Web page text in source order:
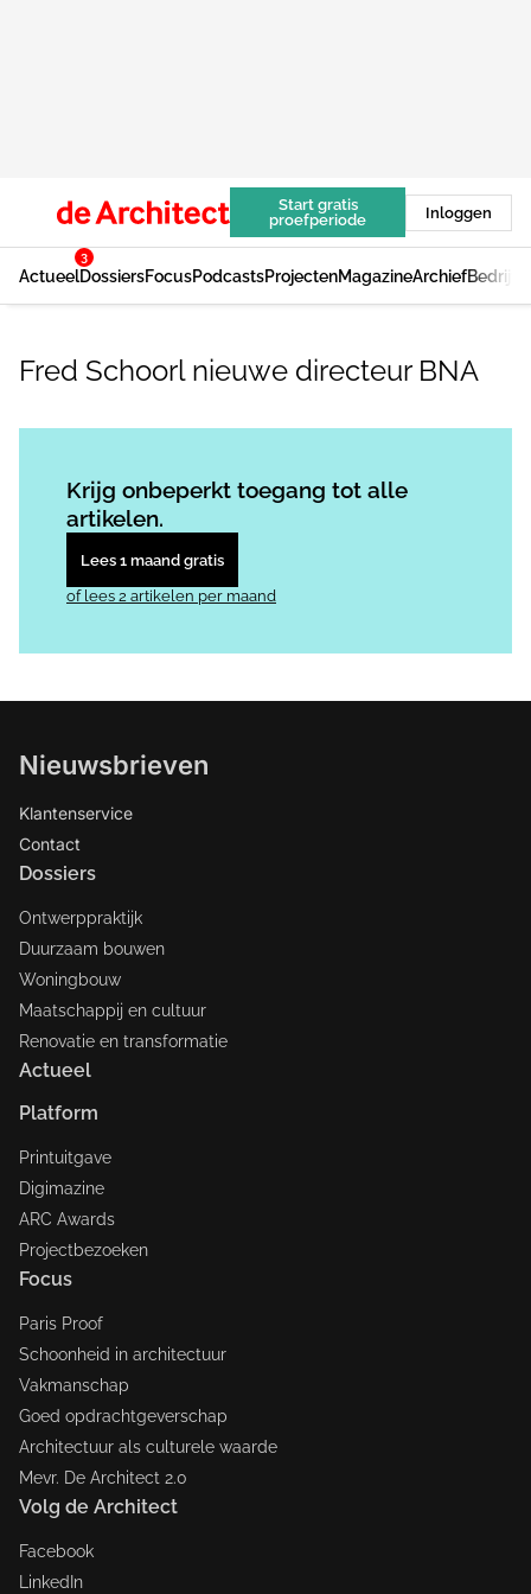
Start gratis
proefperiode
Inloggen
Actueel
3
DossiersFocusPodcastsProjectenMagazineArchief
Fred Schoorl nieuwe directeur BNA
Krijg onbeperkt toegang tot alle
artikelen.
Lees 1 maand gratis
of lees 2 artikelen per maand
Nieuwsbrieven
Klantenservice
Contact
Dossiers
Ontwerppraktijk
Duurzaam bouwen
Woningbouw
Maatschappij en cultuur
Renovatie en transformatie
Actueel
Platform
Printuitgave
Digimazine
ARC Awards
Projectbezoeken
Focus
Paris Proof
Schoonheid in architectuur
Vakmanschap
Goed opdrachtgeverschap
Architectuur als culturele waarde
Mevr. De Architect 2.0
Volg de Architect
Facebook
LinkedIn